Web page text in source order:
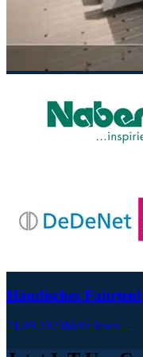
Händisches
21.09.2023Mehr lesen →